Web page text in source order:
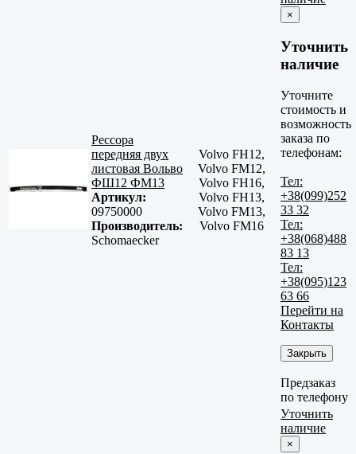
Рессора
передняя двух
листовая Вольво
ФШ12 ФМ13
Артикул:
09750000
Производитель:
Schomaecker
Volvo FH12,
Volvo FM12,
Volvo FH16,
Volvo FH13,
Volvo FM13,
Volvo FM16
×
Уточнить
наличие
Уточните
стоимость и
возможность
заказа по
телефонам:
Тел:
+38(099)252
33 32
Тел:
+38(068)488
83 13
Тел:
+38(095)123
63 66
Перейти на
Контакты
Закрыть
Предзаказ
по телефону
Уточнить
наличие
×